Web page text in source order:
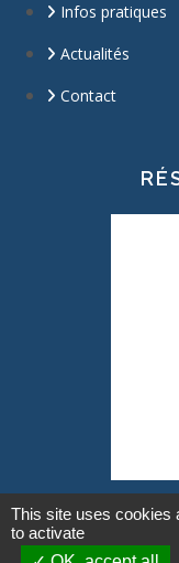
Infos pratiques
Actualités
Contact
This site uses cookies
to activate